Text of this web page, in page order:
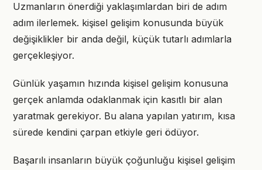
Uzmanların önerdiği yaklaşımlardan biri de adım
adım ilerlemek. kişisel gelişim konusunda büyük
değişiklikler bir anda değil, küçük tutarlı adımlarla
gerçekleşiyor.
Günlük yaşamın hızında kişisel gelişim konusuna
gerçek anlamda odaklanmak için kasıtlı bir alan
yaratmak gerekiyor. Bu alana yapılan yatırım, kısa
sürede kendini çarpan etkiyle geri ödüyor.
Başarılı insanların büyük çoğunluğu kişisel gelişim